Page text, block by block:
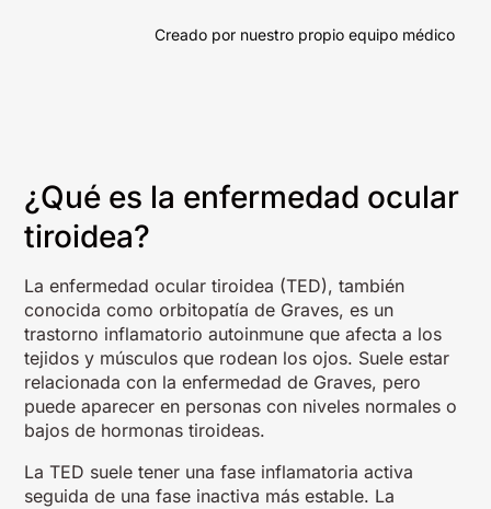
Creado por nuestro propio equipo médico
¿Qué es la enfermedad ocular
tiroidea?
La enfermedad ocular tiroidea (TED), también
conocida como orbitopatía de Graves, es un
trastorno inflamatorio autoinmune que afecta a los
tejidos y músculos que rodean los ojos. Suele estar
relacionada con la enfermedad de Graves, pero
puede aparecer en personas con niveles normales o
bajos de hormonas tiroideas.
La TED suele tener una fase inflamatoria activa
seguida de una fase inactiva más estable. La